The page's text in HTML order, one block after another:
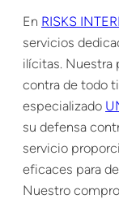
En RISKS
servicios
ilícitas. Nuestra
contra de todo
especializado
su defensa
servicio
eficaces para
Nuestro